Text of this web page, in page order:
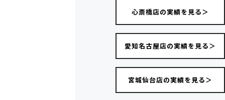
心斎橋店の実績を見る＞
愛知名古屋店の実績を見る＞
宮城仙台店の実績を見る＞